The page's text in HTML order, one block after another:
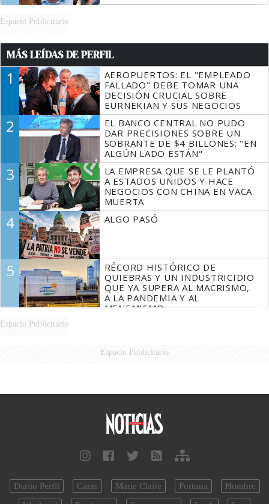
Espacio Publicitario
MÁS LEÍDAS DE PERFIL
1
AEROPUERTOS: EL "EMPLEADO
FALLADO" DEBE TOMAR UNA
DECISIÓN CRUCIAL SOBRE
EURNEKIAN Y SUS NEGOCIOS
2
EL BANCO CENTRAL NO PUDO
DAR PRECISIONES SOBRE UN
SOBRANTE DE $4 BILLONES: "EN
ALGÚN LADO ESTÁN"
3
LA EMPRESA QUE SE LE PLANTÓ
A ESTADOS UNIDOS Y HACE
NEGOCIOS CON CHINA EN VACA
MUERTA
4 ALGO PASÓ
5
RÉCORD HISTÓRICO DE
QUIEBRAS Y UN INDUSTRICIDIO
QUE YA SUPERA AL MACRISMO,
A LA PANDEMIA Y AL
MENEMISMO
Espacio Publicitario
Espacio Publicitario
Diario Perfil Caras Marie Claire Fortuna
Hombre